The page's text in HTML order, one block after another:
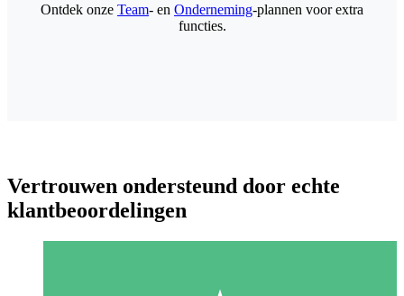
Ontdek onze Team- en Onderneming-plannen voor extra
functies.
Vertrouwen ondersteund door echte
klantbeoordelingen